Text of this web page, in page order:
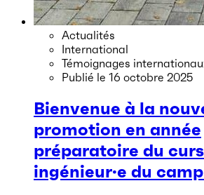
Actualités
International
Témoignages
Publié le 16 octobre 2025
Bienvenue à la
promotion en année
préparatoire du
ingénieur·e du